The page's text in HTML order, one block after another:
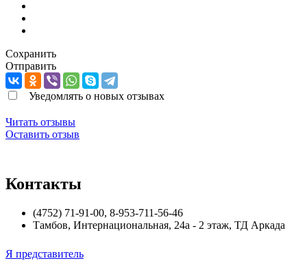
Сохранить
Отправить
Уведомлять о новых отзывах
Читать отзывы
Оставить отзыв
Контакты
(4752) 71-91-00, 8-953-711-56-46
Тамбов, Интернациональная, 24а - 2 этаж, ТД Аркада
Я представитель